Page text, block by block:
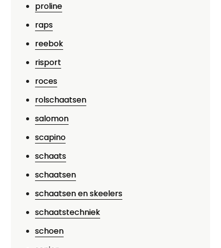
proline
raps
reebok
risport
roces
rolschaatsen
salomon
scapino
schaats
schaatsen
schaatsen en skeelers
schaatstechniek
schoen